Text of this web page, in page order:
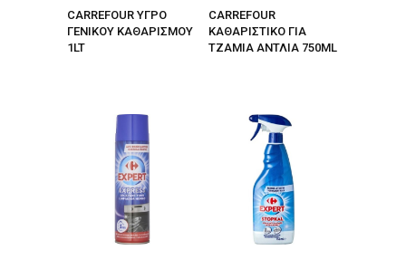
CARREFOUR ΥΓΡΟ
ΓΕΝΙΚΟΥ ΚΑΘΑΡΙΣΜΟΥ
1LT
CARREFOUR
ΚΑΘΑΡΙΣΤΙΚΟ ΓΙΑ
ΤΖΑΜΙΑ ΑΝΤΛΙΑ 750ML